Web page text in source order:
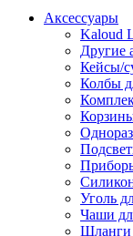
Аксессуары
Kaloud
Другие
Кейсы/
Колбы
Уголь
Чаши
Шланги